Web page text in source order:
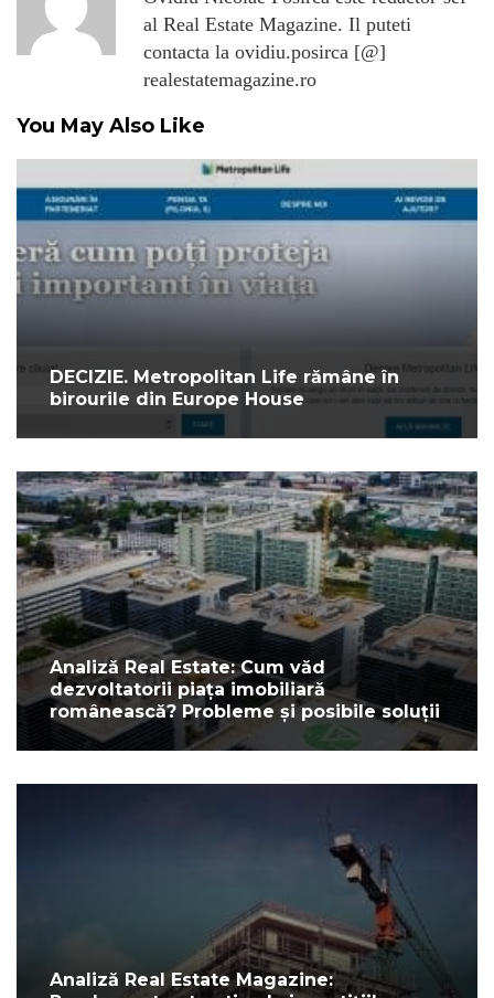
al Real Estate Magazine. Il puteti
contacta la ovidiu.posirca [@]
realestatemagazine.ro
You May Also Like
DECIZIE. Metropolitan Life rămâne în
birourile din Europe House
Analiză Real Estate: Cum văd
dezvoltatorii piața imobiliară
românească? Probleme și posibile soluții
Analiză Real Estate Magazine: